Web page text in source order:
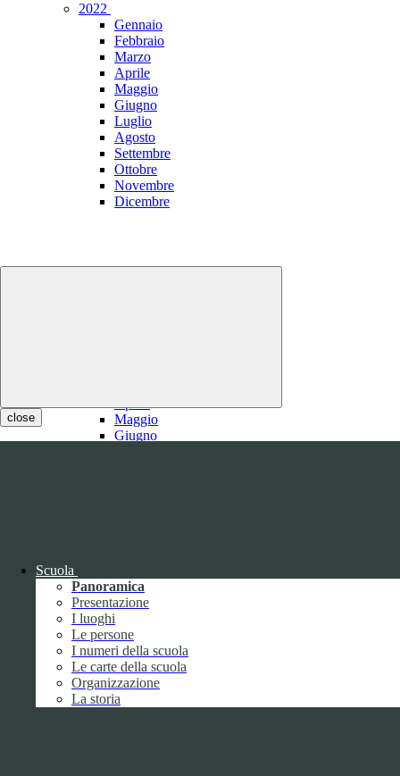
close
Scuola
Panoramica
Presentazione
I luoghi
Le persone
I numeri della scuola
Le carte della scuola
Organizzazione
La storia
2022
Gennaio
Febbraio
Marzo
Aprile
Maggio
Giugno
Luglio
Agosto
Settembre
Ottobre
Novembre
Dicembre
Maggio
Giugno
2020
Gennaio
Febbraio